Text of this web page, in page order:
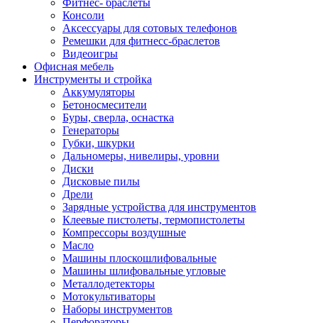
Фитнес- браслеты
Консоли
Аксессуары для сотовых телефонов
Ремешки для фитнесс-браслетов
Видеоигры
Офисная мебель
Инструменты и стройка
Аккумуляторы
Бетоносмесители
Буры, сверла, оснастка
Генераторы
Губки, шкурки
Дальномеры, нивелиры, уровни
Диски
Дисковые пилы
Дрели
Зарядные устройства для инструментов
Клеевые пистолеты, термопистолеты
Компрессоры воздушные
Масло
Машины плоскошлифовальные
Машины шлифовальные угловые
Металлодетекторы
Мотокультиваторы
Наборы инструментов